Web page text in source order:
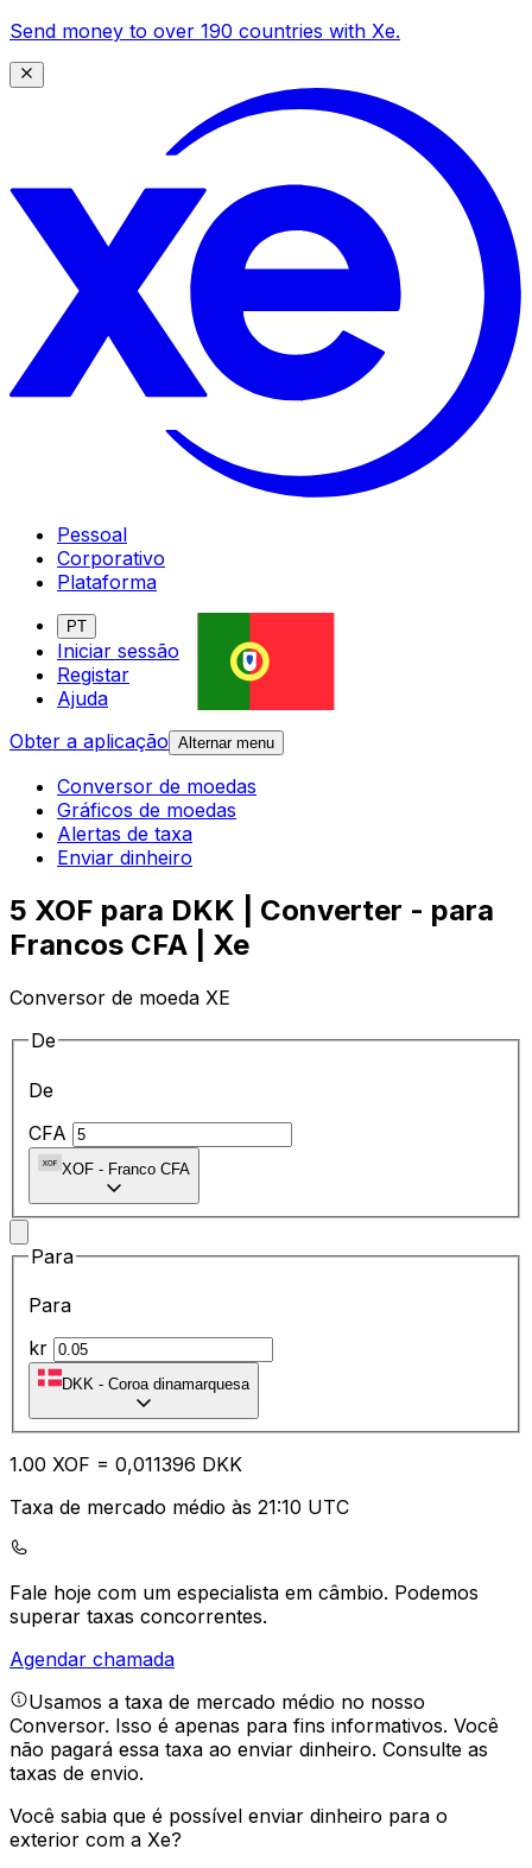
Send money to over 190 countries with Xe.
Pessoal
Corporativo
Plataforma
PT
Iniciar sessão
Registar
Ajuda
Obter a aplicação Alternar menu
Conversor de moedas
Gráficos de moedas
Alertas de taxa
Enviar dinheiro
5 XOF para DKK | Converter - para
Francos CFA | Xe
Conversor de moeda XE
De
De
CFA
XOF - Franco CFA
Para
Para
kr
DKK - Coroa dinamarquesa
1.00 XOF = 0,011396 DKK
Taxa de mercado médio às 21:10 UTC
Fale hoje com um especialista em câmbio. Podemos
superar taxas concorrentes.
Agendar chamada
Usamos a taxa de mercado médio no nosso
Conversor. Isso é apenas para fins informativos. Você
não pagará essa taxa ao enviar dinheiro. Consulte as
taxas de envio.
Você sabia que é possível enviar dinheiro para o
exterior com a Xe?